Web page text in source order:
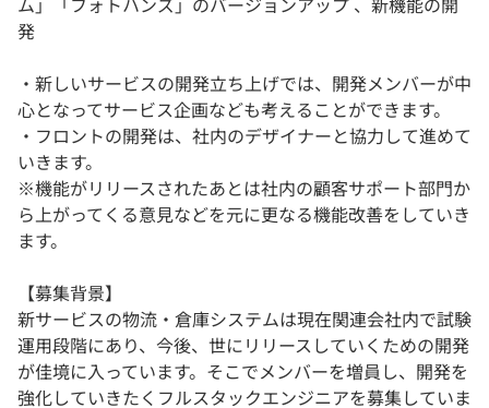
発
・新しいサービスの開発立ち上げでは、開発メンバーが中
心となってサービス企画なども考えることができます。
・フロントの開発は、社内のデザイナーと協力して進めて
いきます。
※機能がリリースされたあとは社内の顧客サポート部門か
ら上がってくる意見などを元に更なる機能改善をしていき
ます。
【募集背景】
新サービスの物流・倉庫システムは現在関連会社内で試験
運用段階にあり、今後、世にリリースしていくための開発
が佳境に入っています。そこでメンバーを増員し、開発を
強化していきたくフルスタックエンジニアを募集していま